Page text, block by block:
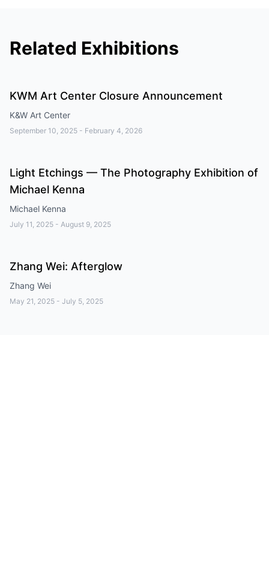
Related Exhibitions
KWM Art Center Closure Announcement
K&W Art Center
September 10, 2025 - February 4, 2026
Light Etchings — The Photography Exhibition of
Michael Kenna
Michael Kenna
July 11, 2025 - August 9, 2025
Zhang Wei: Afterglow
Zhang Wei
May 21, 2025 - July 5, 2025